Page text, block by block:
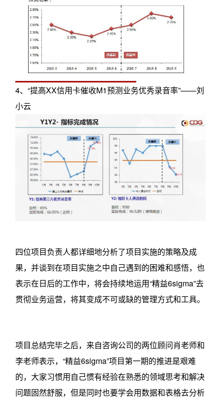
4、“提高XX信用卡催收M1预测业务优秀录音率”——刘
小云
四位项目负责人都详细地分析了项目实施的策略及成
果，并谈到在项目实施之中自己遇到的困难和感悟，也
表示在日后的工作中，将会持续地运用“精益6sigma”去
贯彻业务运营，将其变成不可或缺的管理方式和工具。
项目总结完毕之后，来自咨询公司的两位顾问肖老师和
李老师表示，“精益6sigma”项目第一期的推进是艰难
的，大家习惯用自己惯有经验在熟悉的领域思考和解决
问题固然舒服，但是同时也要学会用数据和表格去分析